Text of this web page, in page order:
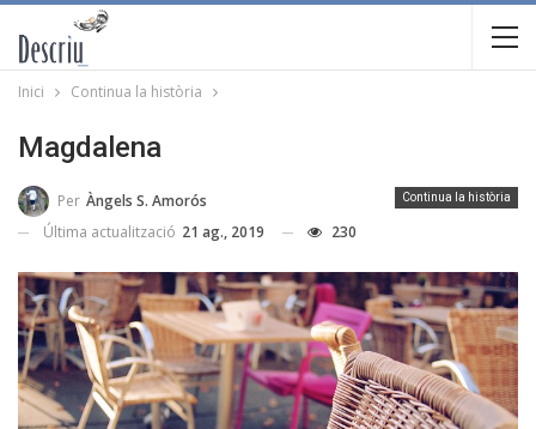
Inici Continua la història
Magdalena
Continua la història
Per Àngels S. Amorós
Última actualització 21 ag., 2019 230